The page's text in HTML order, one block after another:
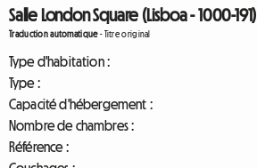
Salle London Square (Lisboa - 1000-191)
Traduction automatique-Titre original
Type d'habitation :
Type :
Capacité d'hébergement :
Nombre de chambres :
Référence :